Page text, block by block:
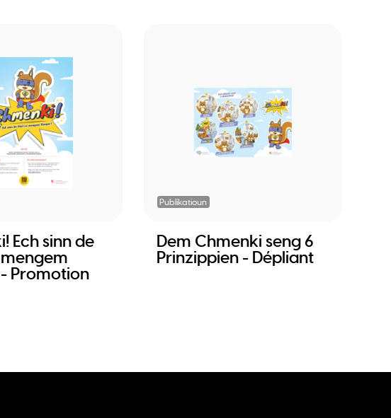
Ech sinn de
Promotion
Publikatioun
Dem Chmenki seng 6
Prinzippien - Dépliant